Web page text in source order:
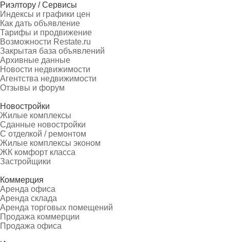
Риэлтору / Сервисы
Индексы и графики цен
Как дать объявление
Тарифы и продвижение
Возможности Restate.ru
Закрытая база объявлений
Архивные данные
Новости недвижимости
Агентства недвижимости
Отзывы и форум
Новостройки
Жилые комплексы
Сданные новостройки
С отделкой / ремонтом
Жилые комплексы эконом
ЖК комфорт класса
Застройщики
Коммерция
Аренда офиса
Аренда склада
Аренда торговых помещений
Продажа коммерции
Продажа офиса